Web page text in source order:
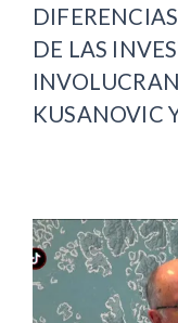
DE LAS
KUSANOVIC